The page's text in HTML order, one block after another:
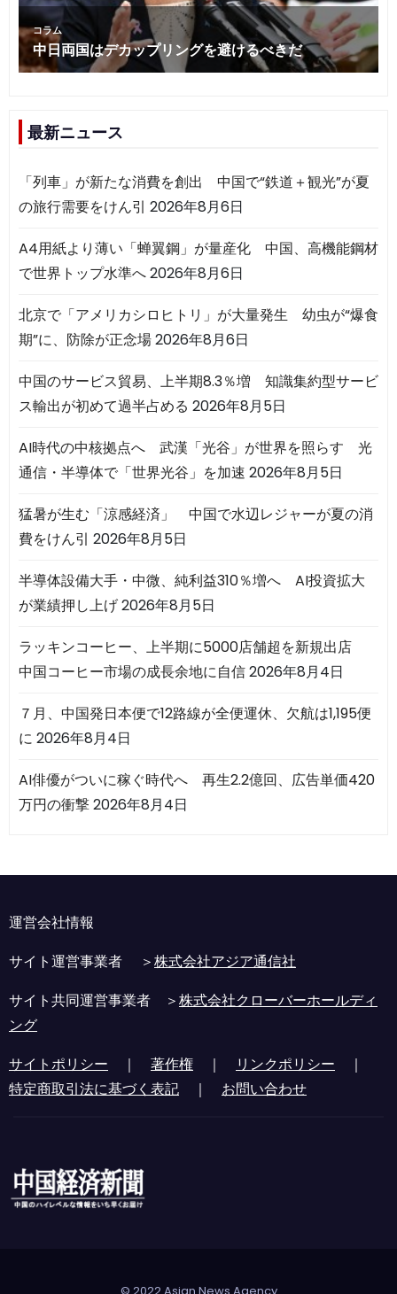
最新ニュース
「列車」が新たな消費を創出 中国で“鉄道＋観光”が夏
の旅行需要をけん引 2026年8月6日
A4用紙より薄い「蝉翼鋼」が量産化 中国、高機能鋼材
で世界トップ水準へ2026年8月6日
北京で「アメリカシロヒトリ」が大量発生 幼虫が“爆食
期”に、防除が正念場2026年8月6日
中国のサービス貿易、上半期8.3％増 知識集約型サービ
ス輸出が初めて過半占める 2026年8月5日
AI時代の中核拠点へ 武漢「光谷」が世界を照らす 光
通信・半導体で「世界光谷」を加速 2026年8月5日
猛暑が生む「涼感経済」 中国で水辺レジャーが夏の消
費をけん引 2026年8月5日
半導体設備大手・中微、純利益310％増へ AI投資拡大
が業績押し上げ2026年8月5日
ラッキンコーヒー、上半期に5000店舗超を新規出店
中国コーヒー市場の成長余地に自信2026年8月4日
７月、中国発日本便で12路線が全便運休、欠航は1,195便
に 2026年8月4日
AI俳優がついに稼ぐ時代へ 再生2.2億回、広告単価420
万円の衝撃2026年8月4日
運営会社情報
サイト運営事業者 ＞株式会社アジア通信社
サイト共同運営事業者 ＞株式会社クローバーホールディ
ング
サイトポリシー ｜ 著作権 ｜ リンクポリシー ｜
特定商取引法に基づく表記 ｜ お問い合わせ